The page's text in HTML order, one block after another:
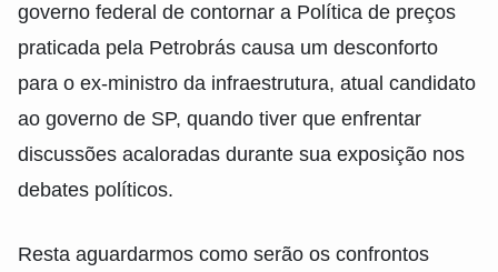
governo federal de contornar a Política de preços
praticada pela Petrobrás causa um desconforto
para o ex-ministro da infraestrutura, atual candidato
ao governo de SP, quando tiver que enfrentar
discussões acaloradas durante sua exposição nos
debates políticos.
Resta aguardarmos como serão os confrontos